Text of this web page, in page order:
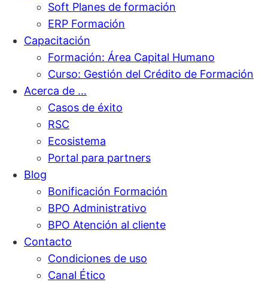
Soft Planes de formación
ERP Formación
Capacitación
Formación: Área Capital Humano
Curso: Gestión del Crédito de Formación
Acerca de …
Casos de éxito
RSC
Ecosistema
Portal para partners
Blog
Bonificación Formación
BPO Administrativo
BPO Atención al cliente
Contacto
Condiciones de uso
Canal Ético